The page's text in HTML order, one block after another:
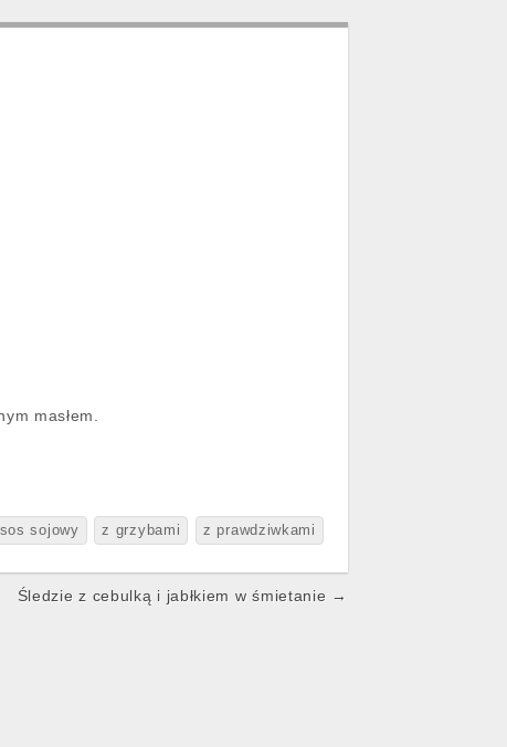
masłem.
sos sojowy z grzybami z prawdziwkami
Śledzie z cebulką i jabłkiem w śmietanie →